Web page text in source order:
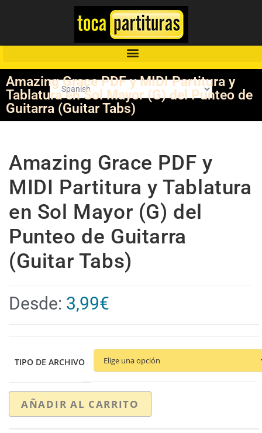
Amazing Grace PDF y MIDI Partitura y
Tablatura en Sol Mayor (G) del Punteo de
Guitarra (Guitar Tabs)
Amazing Grace PDF y
MIDI Partitura y Tablatura
en Sol Mayor (G) del
Punteo de Guitarra
(Guitar Tabs)
Desde: 3,99€
TIPO DE ARCHIVO
AÑADIR AL CARRITO